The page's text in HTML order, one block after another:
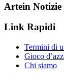
Artein Notizie
Link Rapidi
Termini di
Gioco
Chi siamo